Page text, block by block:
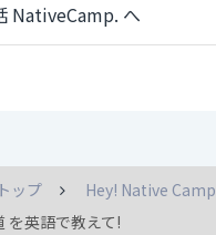
NativeCamp. へ
ップ
Hey! Native Camp
を英語で教えて!